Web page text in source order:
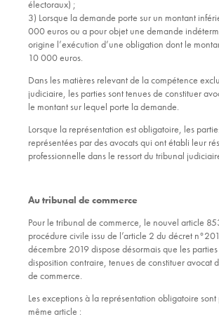
électoraux) ;
3) Lorsque la demande porte sur un montant
000 euros ou a pour objet une demande
origine l’exécution d’une obligation dont le
10 000 euros.
Dans les matières relevant de la compétence
judiciaire, les parties sont tenues de constituer
le montant sur lequel porte la demande.
Lorsque la représentation est obligatoire, les
représentées par des avocats qui ont établi leur
professionnelle dans le ressort du tribunal
Au tribunal de commerce
Pour le tribunal de commerce, le nouvel article
procédure civile issu de l’article 2 du décret
décembre 2019 dispose désormais que les
disposition contraire, tenues de constituer avocat
de commerce.
Les exceptions à la représentation obligatoire
même article :